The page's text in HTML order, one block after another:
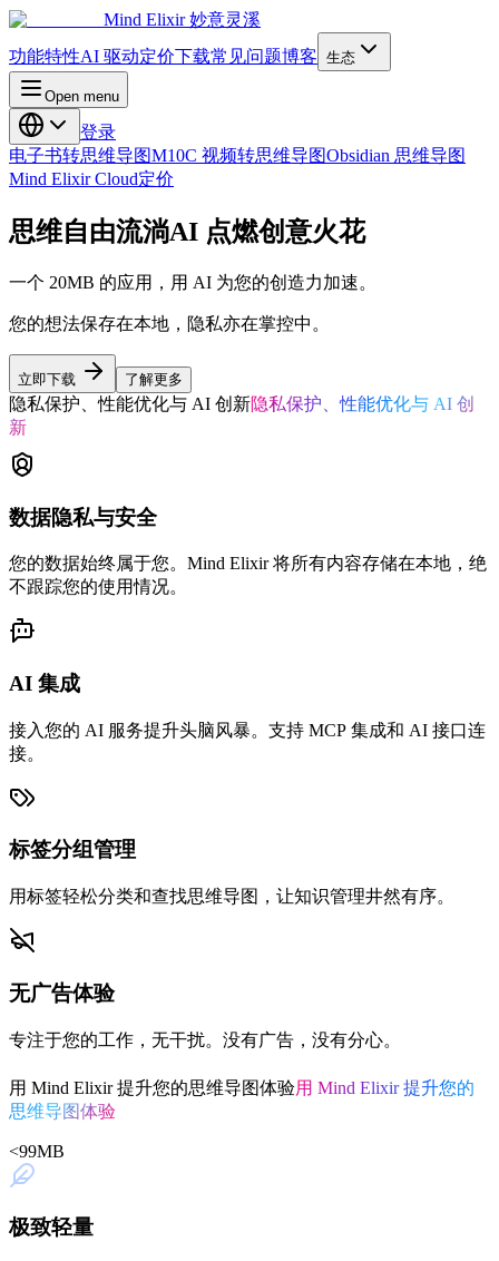
Mind Elixir妙意灵溪
功能特性AI 驱动定价下载常见问题博客 生态
Open menu
登录
电子书转思维导图M10C 视频转思维导图Obsidian 思维导图
Mind Elixir Cloud定价
思维自由流淌AI 点燃创意火花
一个 20MB 的应用，用 AI 为您的创造力加速。
您的想法保存在本地，隐私亦在掌控中。
立即下载 了解更多
隐私保护、性能优化与 AI 创新隐私保护、性能优化与 AI 创
新
数据隐私与安全
您的数据始终属于您。Mind Elixir 将所有内容存储在本地，绝
不跟踪您的使用情况。
AI 集成
接入您的 AI 服务提升头脑风暴。支持 MCP 集成和 AI 接口连
接。
标签分组管理
用标签轻松分类和查找思维导图，让知识管理井然有序。
无广告体验
专注于您的工作，无干扰。没有广告，没有分心。
用 Mind Elixir 提升您的思维导图体验用 Mind Elixir 提升您的
思维导图体验
<99MB
极致轻量